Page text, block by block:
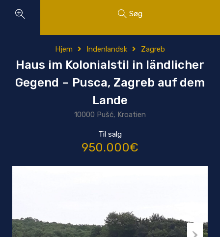
Søg
Hjem Indenlandsk Zagreb
Haus im Kolonialstil in ländlicher
Gegend – Pusca, Zagreb auf dem
Lande
10000 Pušć, Kroatien
Til salg
950.000€